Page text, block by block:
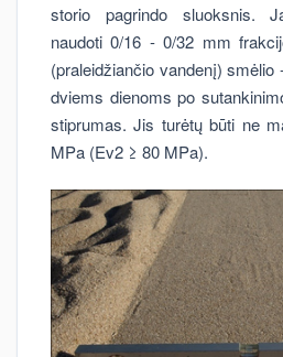
storio pagrindo sluoksnis.
naudoti 0/16 - 0/32 mm
(praleidžiančio vandenį)
dviems dienoms po
stiprumas. Jis turėtų būti ne
MPa (Ev2 ≥ 80 MPa).